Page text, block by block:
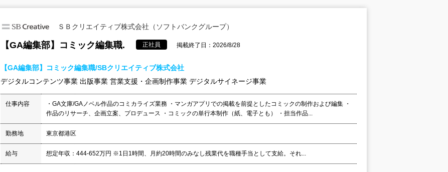
ＳＢクリエイティブ株式会社（ソフトバンクグループ）
【GA編集部】コミック編集職. 正社員 掲載終了日：2026/8/28
【GA編集部】コミック編集職/SBクリエイティブ株式会社
デジタルコンテンツ事業 出版事業 営業支援・企画制作事業 デジタルサイネージ事業
仕事内容
・GA文庫/GAノベル作品のコミカライズ業務 ・マンガアプリでの掲載を前提としたコミックの制作および編集 ・
作品のリサーチ、企画立案、プロデュース ・コミックの単行本制作（紙、電子とも） ・担当作品...
勤務地 東京都港区
給与 想定年収：444-652万円 ※1日1時間、月約20時間のみなし残業代を職種手当として支給。それ...